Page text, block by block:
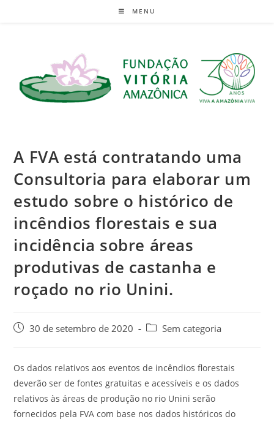
MENU
A FVA está contratando uma
Consultoria para elaborar um
estudo sobre o histórico de
incêndios florestais e sua
incidência sobre áreas
produtivas de castanha e
roçado no rio Unini.
30 de setembro de 2020 Sem categoria
Os dados relativos aos eventos de incêndios florestais
deverão ser de fontes gratuitas e acessíveis e os dados
relativos às áreas de produção no rio Unini serão
fornecidos pela FVA com base nos dados históricos do